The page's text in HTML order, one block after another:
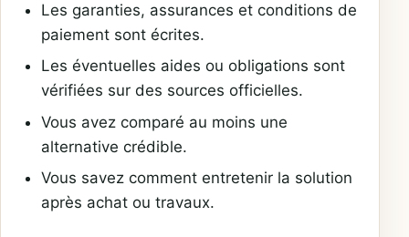
Les garanties, assurances et conditions de
paiement sont écrites.
Les éventuelles aides ou obligations sont
vérifiées sur des sources officielles.
Vous avez comparé au moins une
alternative crédible.
Vous savez comment entretenir la solution
après achat ou travaux.